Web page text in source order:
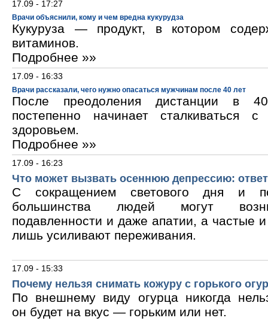
17.09 - 17:27
Врачи объяснили, кому и чем вредна кукурудза
Кукуруза — продукт, в котором
витаминов.
Подробнее »»
17.09 - 16:33
Врачи рассказали, чего нужно опасаться мужчинам после 40 лет
После преодоления дистанции в
постепенно начинает сталкиваться
здоровьем.
Подробнее »»
17.09 - 16:23
Что может вызвать осеннюю депрессию:
С сокращением светового дня и
большинства людей могут
подавленности и даже апатии, а частые
лишь усиливают переживания.
17.09 - 15:33
Почему нельзя снимать кожуру с горького
По внешнему виду огурца никогда
он будет на вкус — горьким или нет.